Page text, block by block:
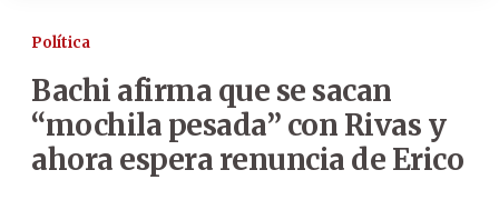
Política
Bachi afirma que se sacan
“mochila pesada” con Rivas y
ahora espera renuncia de Erico